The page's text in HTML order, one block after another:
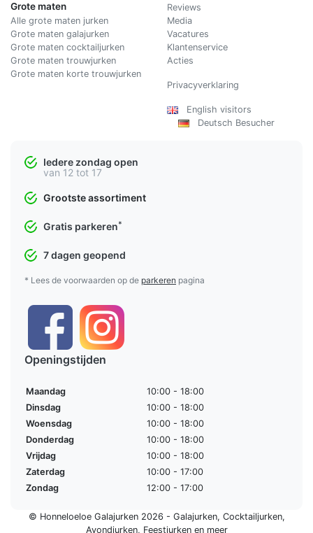
Grote maten
Alle grote maten jurken
Grote maten galajurken
Grote maten cocktailjurken
Grote maten trouwjurken
Grote maten korte trouwjurken
Reviews
Media
Vacatures
Klantenservice
Acties
Privacyverklaring
English visitors
Deutsch Besucher
Iedere zondag open
van 12 tot 17
Grootste assortiment
Gratis parkeren*
7 dagen geopend
* Lees de voorwaarden op de parkeren pagina
Openingstijden
Maandag
10:00 - 18:00
Dinsdag
10:00 - 18:00
Woensdag
10:00 - 18:00
Donderdag
10:00 - 18:00
Vrijdag
10:00 - 18:00
Zaterdag
10:00 - 17:00
Zondag
12:00 - 17:00
© Honneloeloe Galajurken 2026 - Galajurken, Cocktailjurken,
Avondjurken, Feestjurkenen meer